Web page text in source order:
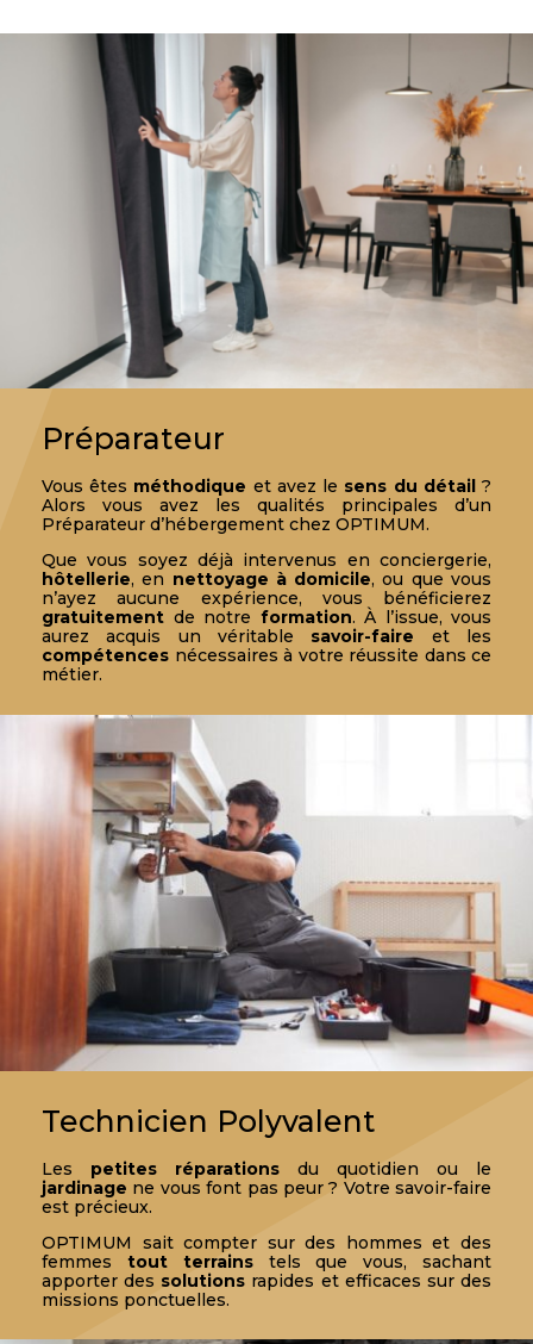
Préparateur
Vous êtes méthodique et avez le sens du détail?
Alors vous avez les qualités principales d’un
Préparateur d’hébergement chez OPTIMUM.
Que vous soyez déjà intervenus en conciergerie,
hôtellerie, en nettoyage à domicile, ou que vous
n’ayez aucune expérience, vous bénéficierez
gratuitement de notre formation. À l’issue, vous
aurez acquis un véritable savoir-faire et les
compétences nécessaires à votre réussite dans ce
métier.
Technicien Polyvalent
Les petites réparations du quotidien ou le
jardinage ne vous font pas peur ? Votre savoir-faire
est précieux.
OPTIMUM sait compter sur des hommes et des
femmes tout terrainstels que vous, sachant
apporter des solutions rapides et efficaces sur des
missions ponctuelles.